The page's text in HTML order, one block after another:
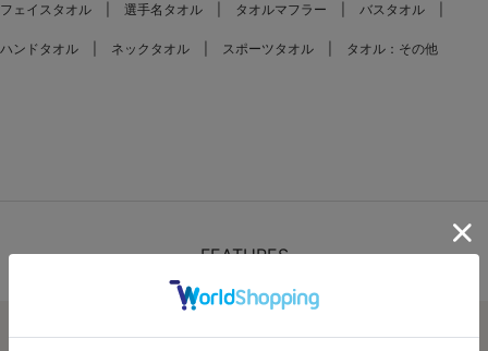
フェイスタオル 選手名タオル タオルマフラー バスタオル
ハンドタオル ネックタオル スポーツタオル タオル：その他
FEATURES